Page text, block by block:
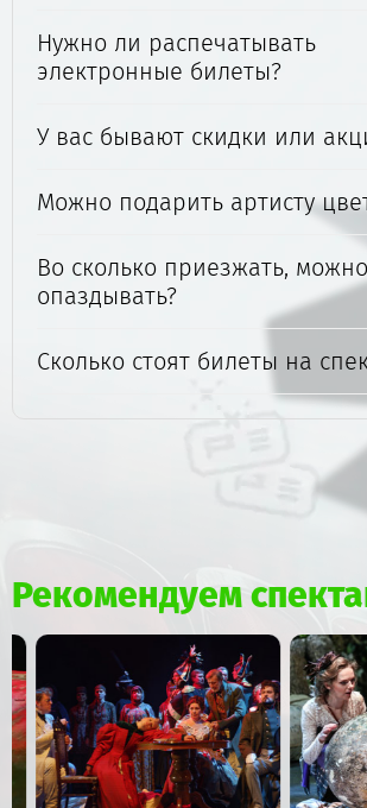
Нужно ли распечатывать
электронные билеты?
У вас бывают скидки или
Можно подарить артисту
Во сколько приезжать, можно
опаздывать?
Сколько стоят билеты на
Рекомендуем